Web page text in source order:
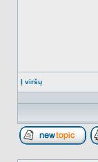
Į viršų